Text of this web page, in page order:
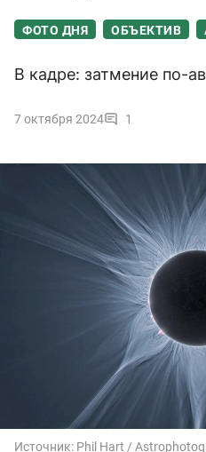
ФОТО ДНЯ ОБЪЕКТИВ
В кадре: затмение по-
7 октября 2024 1
Источник: Phil Hart /